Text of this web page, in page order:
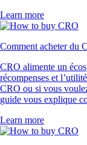
Learn more
Comment acheter du
CRO alimente un
récompenses et
CRO ou si vous
guide vous explique
Learn more